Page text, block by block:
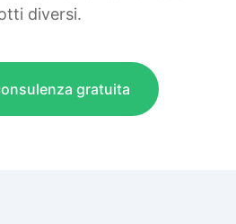
diversi.
gratuita